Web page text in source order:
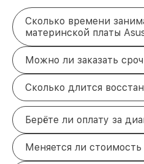
Сколько времени
материнской платы
Можно ли заказать
Сколько длится
Берёте ли оплату за
Меняется ли стоимость